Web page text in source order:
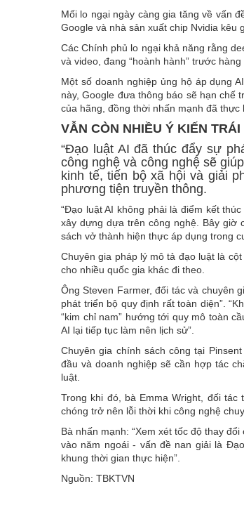
Mối lo ngại ngày càng gia tăng về vấn
Google và nhà sản xuất chip Nvidia kêu
Các Chính phủ lo ngại khả năng rằng
và video, đang “hoành hành” trước
Một số doanh nghiệp ủng hộ áp dụng
này, Google đưa thông báo sẽ hạn chế
của hãng, đồng thời nhấn mạnh đã thực
VẪN CÒN NHIỀU Ý KIẾN TRÁI
“Đạo luật AI đã thúc đẩy sự
công nghệ và công nghệ sẽ
kinh tế, tiến bộ xã hội và giải
phương tiện truyền thông.
“Đạo luật AI không phải là điểm kết
xây dựng dựa trên công nghệ. Bây giờ
sách vở thành hiện thực áp dụng trong
Chuyên gia pháp lý mô tả đạo luật là
cho nhiều quốc gia khác đi theo.
Ông Steven Farmer, đối tác và chuyên
phát triển bộ quy định rất toàn diện”.
“kim chỉ nam” hướng tới quy mô toàn
AI lại tiếp tục làm nên lịch sử”.
Chuyên gia chính sách công tại
đầu và doanh nghiệp sẽ cần hợp tác
luật.
Trong khi đó, bà Emma Wright, đối
chóng trở nên lỗi thời khi công nghệ
Bà nhấn mạnh: “Xem xét tốc độ thay
vào năm ngoái - vấn đề nan giải là
khung thời gian thực hiện”.
Nguồn: TBKTVN